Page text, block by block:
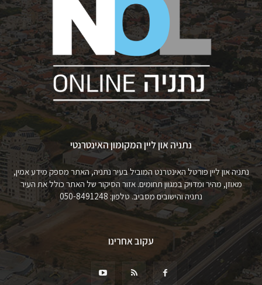
נתניה און ליין המקומון האינטרנטי
נתניה און ליין פורטל האינטרנט המוביל בעיר נתניה, האתר מספק מידע אמין,
מאוזן, מהיר ומדויק במגוון תחומים. אזור הסיקור של האתר כולל את העיר
נתניה והישובים מסביב. טלפון: 050-8491248
עקוב אחרינו